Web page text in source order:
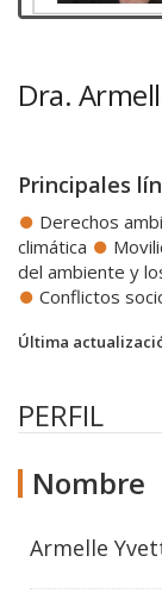
Dra.
Principales
Derechos
climática
del ambiente y
Conflictos
Última
PERFIL
Nombre
Armelle